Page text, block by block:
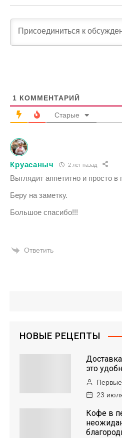
1 КОММЕНТАРИЙ
Старые
Круасаныч 2 лет назад
Выглядит аппетитно и просто в
Беру на заметку.
Большое спасибо!!!
Ответить
НОВЫЕ РЕЦЕПТЫ
это
23
Кофе в